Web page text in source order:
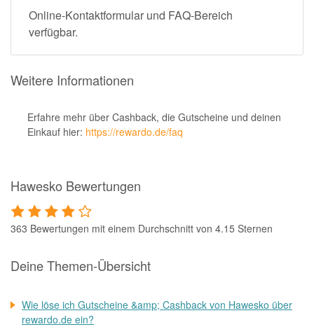
Online-Kontaktformular und FAQ-Bereich
verfügbar.
Weitere Informationen
Erfahre mehr über Cashback, die Gutscheine und deinen
Einkauf hier: https://rewardo.de/faq
Hawesko Bewertungen
363 Bewertungen mit einem Durchschnitt von 4.15 Sternen
Deine Themen-Übersicht
Wie löse ich Gutscheine &amp; Cashback von Hawesko über
rewardo.de ein?